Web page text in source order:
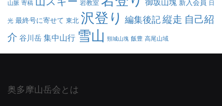
山脈 寄稿 岩教室 日
光 最終号に寄せて 東北 沢登り 編集後記縦走 自己紹
介 谷川岳集中山行 雪山 頸城山塊 飯豊 高尾山域
奥多摩山岳会とは